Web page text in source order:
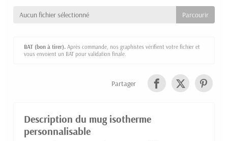
Aucun fichier sélectionné
BAT (bon à tirer). Après commande, nos graphistes vérifient votre fichier et
vous envoient un BAT pour validation finale.
Partager
Description du mug isotherme
personnalisable